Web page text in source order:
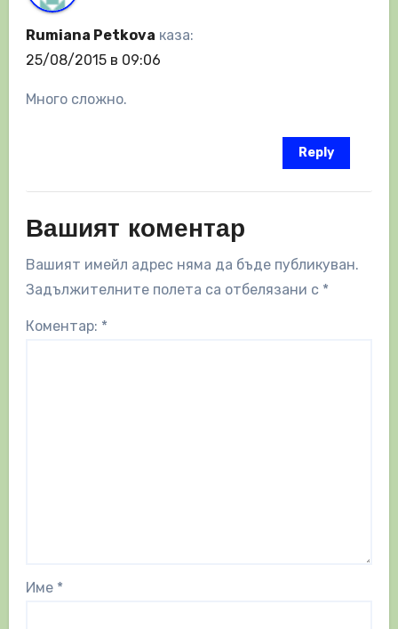
Rumiana Petkova каза:
25/08/2015 в 09:06
Много сложно.
Reply
Вашият коментар
Вашият имейл адрес няма да бъде публикуван.
Задължителните полета са отбелязани с *
Коментар: *
Име *